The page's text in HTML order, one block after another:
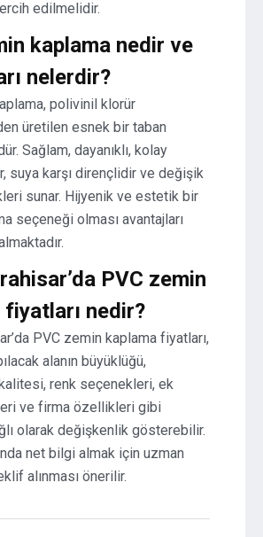
edilmelidir.
kaplama nedir ve
nelerdir?
polivinil klorür
üretilen esnek bir taban
Sağlam, dayanıklı, kolay
suya karşı dirençlidir ve değişik
sunar. Hijyenik ve estetik bir
seçeneği olması avantajları
PVC zemin
fiyatları nedir?
PVC zemin kaplama fiyatları,
alanın büyüklüğü,
renk seçenekleri, ek
ve firma özellikleri gibi
olarak değişkenlik gösterebilir.
net bilgi almak için uzman
alınması önerilir.